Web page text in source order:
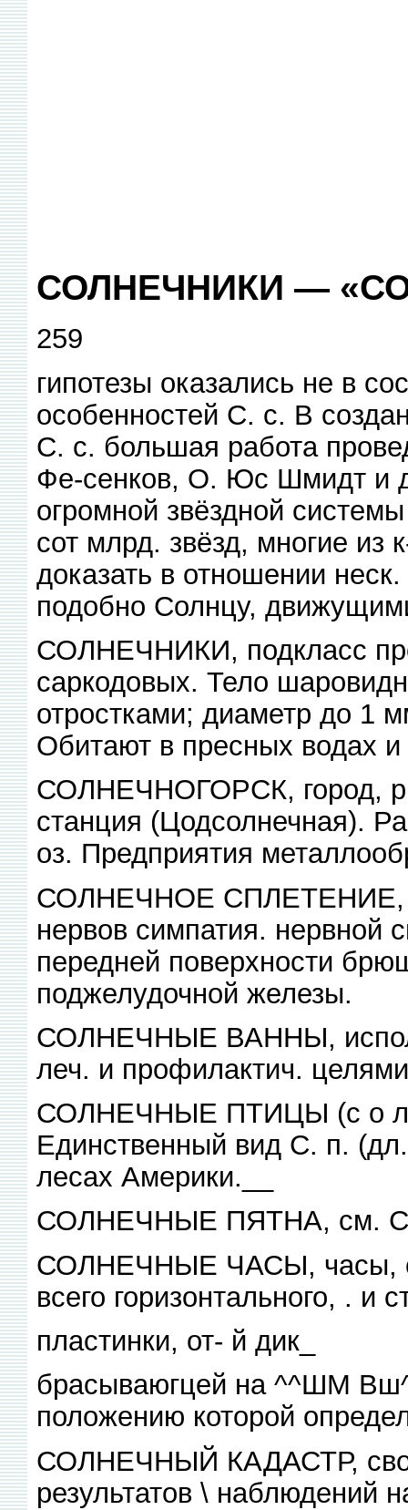
СОЛНЕЧНИКИ —
259
гипотезы оказались не в
особенностей С. с. В
С. с. большая работа
Фе-сенков, О. Юс Шмидт и
огромной звёздной
сот млрд. звёзд, многие из
доказать в отношении
подобно Солнцу,
СОЛНЕЧНИКИ, подкласс
саркодовых. Тело
отростками; диаметр до 1
Обитают в пресных водах
СОЛНЕЧНОГОРСК, город,
станция (Цодсолнечная).
оз. Предприятия
СОЛНЕЧНОЕ СПЛЕТЕНИЕ,
нервов симпатия. нервной
передней поверхности
поджелудочной железы.
СОЛНЕЧНЫЕ ВАННЫ,
леч. и профилактич.
СОЛНЕЧНЫЕ ПТИЦЫ (с о л-
Единственный вид С. п.
лесах Америки.__
СОЛНЕЧНЫЕ ПЯТНА, см.
СОЛНЕЧНЫЕ ЧАСЫ, часы,
всего горизонтального, . и
пластинки, от- й дик_
брасываюгцей на ^^ШМ
положению которой
СОЛНЕЧНЫЙ КАДАСТР,
результатов \ наблюдений